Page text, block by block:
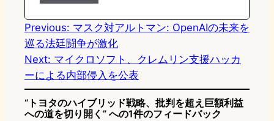
n
k
Previous: マスク対アルトマン: OpenAIの未来を
巡る法廷闘争が激化
Next: マイクロソフト、クレムリン支援ハッカ
ーによる内部侵入を公表
“トヨタのハイブリッド戦略、批判を超え巨額利益
への道を切り開く” への1件のフィードバック